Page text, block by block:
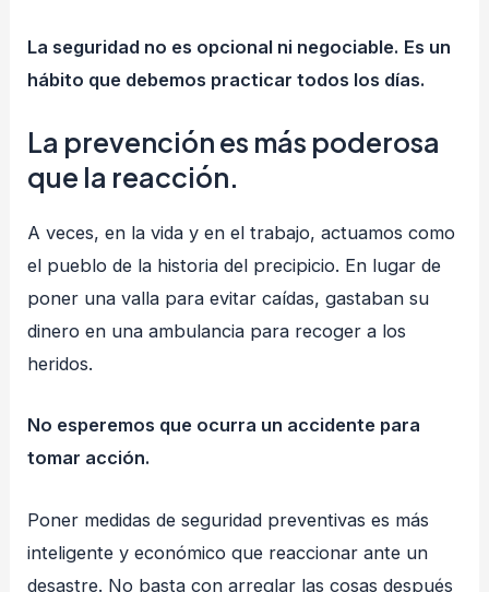
La seguridad no es opcional ni negociable. Es un
hábito que debemos practicar todos los días.
La prevención es más poderosa
que la reacción.
A veces, en la vida y en el trabajo, actuamos como
el pueblo de la historia del precipicio. En lugar de
poner una valla para evitar caídas, gastaban su
dinero en una ambulancia para recoger a los
heridos.
No esperemos que ocurra un accidente para
tomar acción.
Poner medidas de seguridad preventivas es más
inteligente y económico que reaccionar ante un
desastre. No basta con arreglar las cosas después